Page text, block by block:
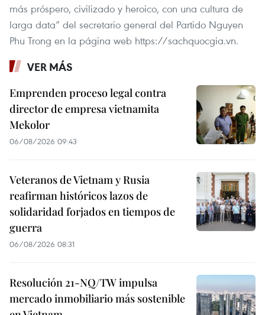
más próspero, civilizado y heroico, con una cultura de
larga data” del secretario general del Partido Nguyen
Phu Trong en la página web https://sachquocgia.vn.
VER MÁS
Emprenden proceso legal contra
director de empresa vietnamita
Mekolor
06/08/2026 09:43
Veteranos de Vietnam y Rusia
reafirman históricos lazos de
solidaridad forjados en tiempos de
guerra
06/08/2026 08:31
Resolución 21-NQ/TW impulsa
mercado inmobiliario más sostenible